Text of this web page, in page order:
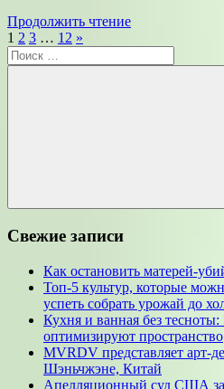
Продолжить чтение
Пагинация
записей
1 2 3 … 12 Следующие
»
Поиск
для:
Поиск
Свежие записи
Как остановить матерей-
Топ-5 культур, которые
успеть собрать урожай до
Кухня и ванная без тесноты:
оптимизируют пространство
MVRDV представляет арт-
Шэньчжэне, Китай
Апелляционный суд США